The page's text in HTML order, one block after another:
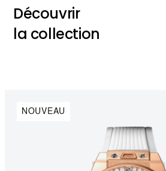
Découvrir
la collection
NOUVEAU